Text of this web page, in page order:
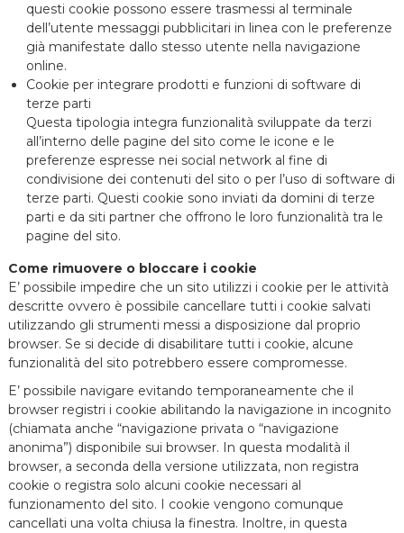
questi cookie possono essere trasmessi al terminale
dell’utente messaggi pubblicitari in linea con le preferenze
già manifestate dallo stesso utente nella navigazione
online.
Cookie per integrare prodotti e funzioni di software di
terze parti
Questa tipologia integra funzionalità sviluppate da terzi
all’interno delle pagine del sito come le icone e le
preferenze espresse nei social network al fine di
condivisione dei contenuti del sito o per l’uso di software di
terze parti. Questi cookie sono inviati da domini di terze
parti e da siti partner che offrono le loro funzionalità tra le
pagine del sito.
Come rimuovere o bloccare i cookie
E’ possibile impedire che un sito utilizzi i cookie per le attività
descritte ovvero è possibile cancellare tutti i cookie salvati
utilizzando gli strumenti messi a disposizione dal proprio
browser. Se si decide di disabilitare tutti i cookie, alcune
funzionalità del sito potrebbero essere compromesse.
E’ possibile navigare evitando temporaneamente che il
browser registri i cookie abilitando la navigazione in incognito
(chiamata anche “navigazione privata o “navigazione
anonima”) disponibile sui browser. In questa modalità il
browser, a seconda della versione utilizzata, non registra
cookie o registra solo alcuni cookie necessari al
funzionamento del sito. I cookie vengono comunque
cancellati una volta chiusa la finestra. Inoltre, in questa